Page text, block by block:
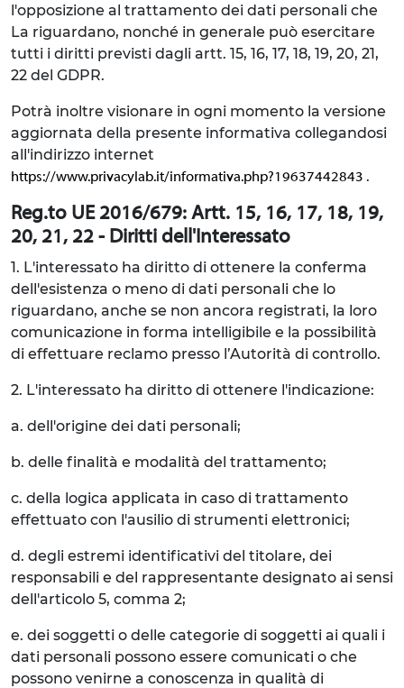
l'opposizione al trattamento dei dati personali che
La riguardano, nonché in generale può esercitare
tutti i diritti previsti dagli artt. 15, 16, 17, 18, 19, 20, 21,
22 del GDPR.
Potrà inoltre visionare in ogni momento la versione
aggiornata della presente informativa collegandosi
all'indirizzo internet
https://www.privacylab.it/informativa.php?19637442843 .
Reg.to UE 2016/679: Artt. 15, 16, 17, 18, 19,
20, 21, 22 - Diritti dell'Interessato
1. L'interessato ha diritto di ottenere la conferma
dell'esistenza o meno di dati personali che lo
riguardano, anche se non ancora registrati, la loro
comunicazione in forma intelligibile e la possibilità
di effettuare reclamo presso l’Autorità di controllo.
2. L'interessato ha diritto di ottenere l'indicazione:
a. dell'origine dei dati personali;
b. delle finalità e modalità del trattamento;
c. della logica applicata in caso di trattamento
effettuato con l'ausilio di strumenti elettronici;
d. degli estremi identificativi del titolare, dei
responsabili e del rappresentante designato ai sensi
dell'articolo 5, comma 2;
e. dei soggetti o delle categorie di soggetti ai quali i
dati personali possono essere comunicati o che
possono venirne a conoscenza in qualità di